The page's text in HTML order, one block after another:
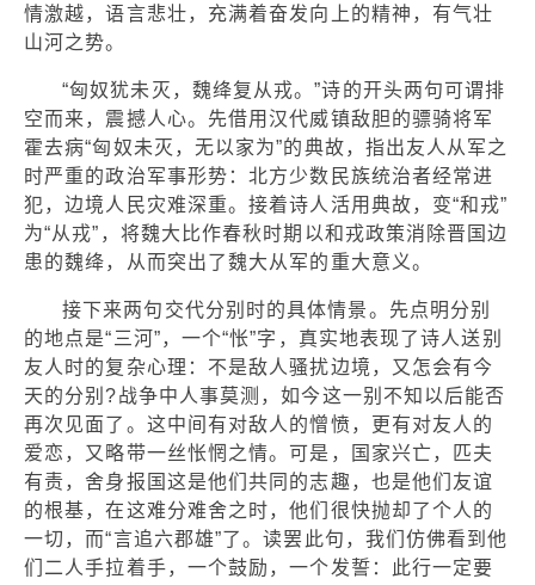
情激越，语言悲壮，充满着奋发向上的精神，有气壮
山河之势。
“匈奴犹未灭，魏绛复从戎。”诗的开头两句可谓排
空而来，震撼人心。先借用汉代威镇敌胆的骠骑将军
霍去病“匈奴未灭，无以家为”的典故，指出友人从军之
时严重的政治军事形势：北方少数民族统治者经常进
犯，边境人民灾难深重。接着诗人活用典故，变“和戎”
为“从戎”，将魏大比作春秋时期以和戎政策消除晋国边
患的魏绛，从而突出了魏大从军的重大意义。
接下来两句交代分别时的具体情景。先点明分别
的地点是“三河”，一个“怅”字，真实地表现了诗人送别
友人时的复杂心理：不是敌人骚扰边境，又怎会有今
天的分别?战争中人事莫测，如今这一别不知以后能否
再次见面了。这中间有对敌人的憎愤，更有对友人的
爱恋，又略带一丝怅惘之情。可是，国家兴亡，匹夫
有责，舍身报国这是他们共同的志趣，也是他们友谊
的根基，在这难分难舍之时，他们很快抛却了个人的
一切，而“言追六郡雄”了。读罢此句，我们仿佛看到他
们二人手拉着手，一个鼓励，一个发誓：此行一定要